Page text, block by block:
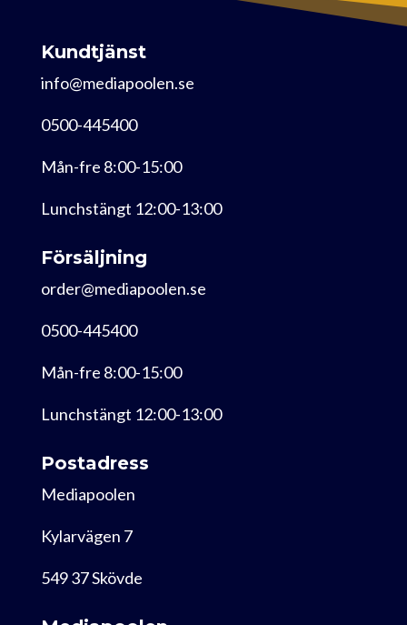
Kundtjänst
info@mediapoolen.se
0500-445400
Mån-fre 8:00-15:00
Lunchstängt 12:00-13:00
Försäljning
order@mediapoolen.se
0500-445400
Mån-fre 8:00-15:00
Lunchstängt 12:00-13:00
Postadress
Mediapoolen
Kylarvägen 7
549 37 Skövde